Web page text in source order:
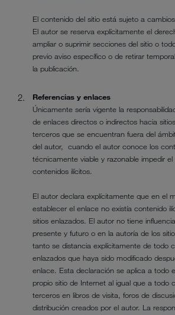
El contenido del sitio está sujeto a
El autor se reserva explícitamente el
ampliar o suprimir secciones del sitio o
previo aviso específico o de retirar
la publicación.
Referencias y enlaces
Únicamente sería vigente la
de enlaces directos o indirectos hacia
terceros que se encuentran fuera del
del autor, cuando el autor conoce los
técnicamente viable y razonable impedir
contenidos ilícitos.
El autor declara explícitamente que en el
establecer el enlace no existía contenido
sitios enlazados. El autor no tiene
presente y futuro o en la autoría de los
tanto se distancia explícitamente de todo
enlazados que haya sido modificado
enlace. Esta declaración se aplica a todo
propio sitio de Internet al igual que a todo
terceros en libros de visita, foros de
distribución creados por el autor. La